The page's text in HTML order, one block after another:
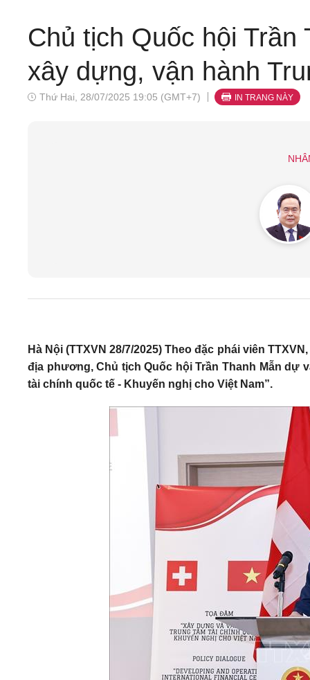
Chủ tịch Quốc hội
xây dựng, vận hành
Thứ Hai, 28/07/2025 19:05 (GMT+7) IN TRANG NÀY
Hà Nội (TTXVN 28/7/2025) Theo đặc phái viên
địa phương, Chủ tịch Quốc hội Trần Thanh Mẫn dự
tài chính quốc tế - Khuyến nghị cho Việt Nam”.